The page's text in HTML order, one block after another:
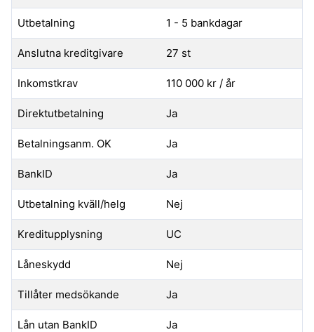
Utbetalning 1 - 5 bankdagar
Anslutna kreditgivare 27 st
Inkomstkrav 110 000 kr / år
Direktutbetalning Ja
Betalningsanm. OK Ja
BankID Ja
Utbetalning kväll/helg Nej
Kreditupplysning UC
Låneskydd Nej
Tillåter medsökande Ja
Lån utan BankID Ja